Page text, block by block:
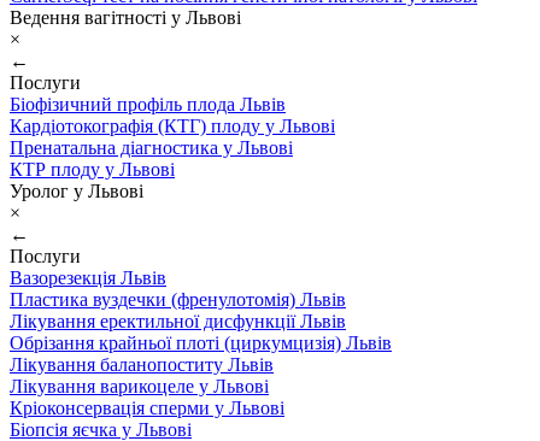
Ведення вагітності у Львові
×
←
Послуги
Біофізичний профіль плода Львів
Кардіотокографія (КТГ) плоду у Львові
Пренатальна діагностика у Львові
КТР плоду у Львові
Уролог у Львові
×
←
Послуги
Вазорезекція Львів
Пластика вуздечки (френулотомія) Львів
Лікування еректильної дисфункції Львів
Обрізання крайньої плоті (циркумцизія) Львів
Лікування баланопоститу Львів
Лікування варикоцеле у Львові
Кріоконсервація сперми у Львові
Біопсія яєчка у Львові